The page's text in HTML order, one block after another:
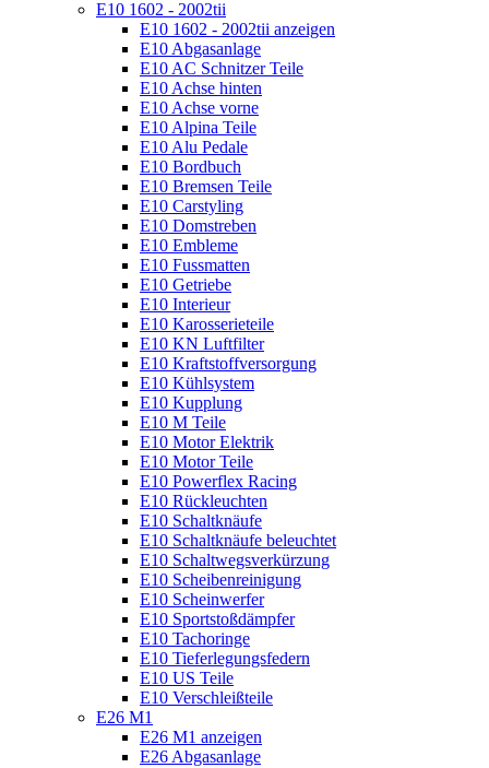
E10 1602 - 2002tii
E10 1602 - 2002tii anzeigen
E10 Abgasanlage
E10 AC Schnitzer Teile
E10 Achse hinten
E10 Achse vorne
E10 Alpina Teile
E10 Alu Pedale
E10 Bordbuch
E10 Bremsen Teile
E10 Carstyling
E10 Domstreben
E10 Embleme
E10 Fussmatten
E10 Getriebe
E10 Interieur
E10 Karosserieteile
E10 KN Luftfilter
E10 Kraftstoffversorgung
E10 Kühlsystem
E10 Kupplung
E10 M Teile
E10 Motor Elektrik
E10 Motor Teile
E10 Powerflex Racing
E10 Rückleuchten
E10 Schaltknäufe
E10 Schaltknäufe beleuchtet
E10 Schaltwegsverkürzung
E10 Scheibenreinigung
E10 Scheinwerfer
E10 Sportstoßdämpfer
E10 Tachoringe
E10 Tieferlegungsfedern
E10 US Teile
E10 Verschleißteile
E26 M1
E26 M1 anzeigen
E26 Abgasanlage